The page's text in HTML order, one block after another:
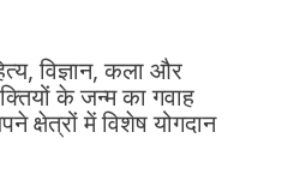
विज्ञान, कला और
के जन्म का गवाह
क्षेत्रों में विशेष योगदान